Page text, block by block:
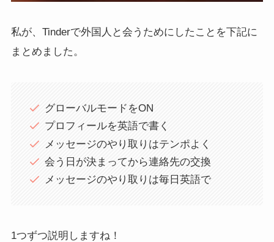
私が、Tinderで外国人と会うためにしたことを下記に
まとめました。
グローバルモードをON
プロフィールを英語で書く
メッセージのやり取りはテンポよく
会う日が決まってから連絡先の交換
メッセージのやり取りは毎日英語で
1つずつ説明しますね！